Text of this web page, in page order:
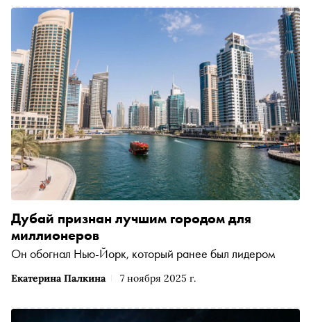
Екатерина Палкина 7 ноября 2025 г.
Дубай признан лучшим городом для
миллионеров
Он обогнал Нью-Йорк, который ранее был лидером